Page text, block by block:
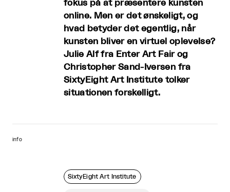
fokus på at præsentere kunsten
online. Men er det ønskeligt, og
hvad betyder det egentlig, når
kunsten bliver en virtuel oplevelse?
Julie Alf fra Enter Art Fair og
Christopher Sand-Iversen fra
SixtyEight Art Institute tolker
situationen forskelligt.
info
SixtyEight Art Institute